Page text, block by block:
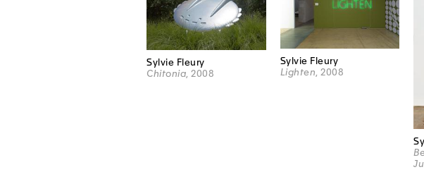
Sylvie Fleury
Chitonia , 2008
Sylvie Fleury
Lighten , 2008